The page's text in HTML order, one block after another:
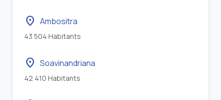
location_on Ambositra
43 504 Habitants
location_on Soavinandriana
42 410 Habitants